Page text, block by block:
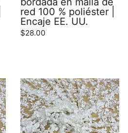
red 100 % poliéster |
Encaje EE. UU.
$28.00